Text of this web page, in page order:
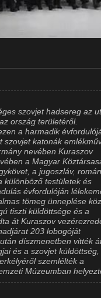
szovjet hadsereg az
ország területéről.
a harmadik
szovjet katonák
nevében Kuraszov
a Magyar
a jugoszláv,
különböző testületek és
évfordulóján
tömeg ünneplése
tiszti küldöttsége és a
át Kuraszov
203 lobogóját
díszmenetben vitték
és a szovjet
szemlélték a
Múzeumban